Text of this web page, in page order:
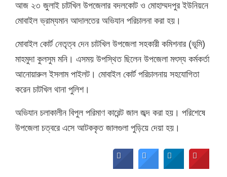
আজ ২৩ জুলাই চাটখিল উপজেলার বদলকোট ও মোহাম্মদপুর ইউনিয়নে
মোবাইল ভ্রাম্যমান আদালতের অভিযান পরিচালনা করা হয়।
মোবাইল কোর্ট নেতৃত্ব দেন চাটখিল উপজেলা সহকারী কমিশনার (ভূমি)
মাহমুদা কুলসুম মনি। এসময় উপস্থিত ছিলেন উপজেলা মৎস্য কর্মকর্তা
আনোয়ারুল ইসলাম পাইলট। মোবাইল কোর্ট পরিচালনায় সহযোগিতা
করেন চাটখিল থানা পুলিশ।
অভিযান চলাকালীন বিপুল পরিমাণ কারেন্ট জাল জব্দ করা হয়। পরিশেষে
উপজেলা চত্বরে এসে আটককৃত জালগুলা পুড়িয়ে দেয়া হয়।